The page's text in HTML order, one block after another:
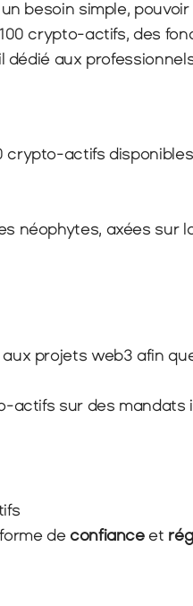
besoin simple,
crypto-actifs, des
dédié aux
crypto-actifs
néophytes, axées sur
projets web3 afin
actifs sur des mandats
de confiance et